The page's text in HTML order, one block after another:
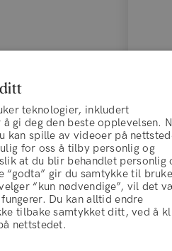
betingelser
teknologier, inkludert
gi deg den beste opplevelsen.
kan spille av videoer på
for oss å tilby personlig og
at du blir behandlet personlig
“godta” gir du samtykke til
“kun nødvendige”, vil det
Du kan alltid endre
tilbake samtykket ditt, ved å
nettstedet.